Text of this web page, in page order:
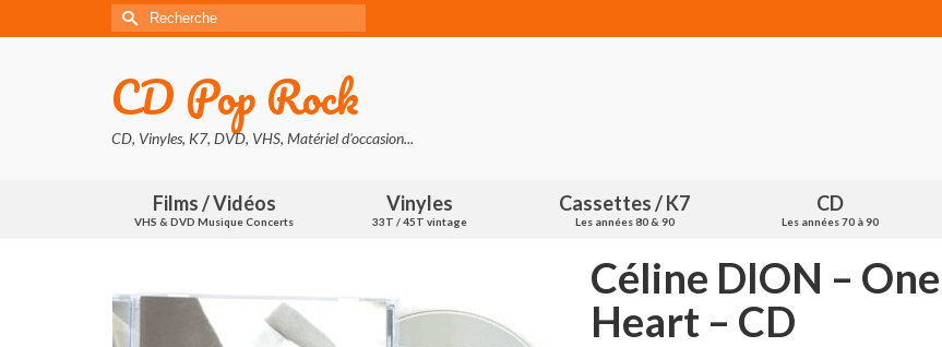
Rechercher :
CD Pop Rock
CD, Vinyles, K7, DVD, VHS, Matériel d'occasion...
Films / Vidéos
VHS & DVD Musique Concerts
Vinyles
33T / 45T vintage
Cassettes / K7
Les années 80 & 90
CD
Les années 70 à 90
Céline DION – One
Heart – CD